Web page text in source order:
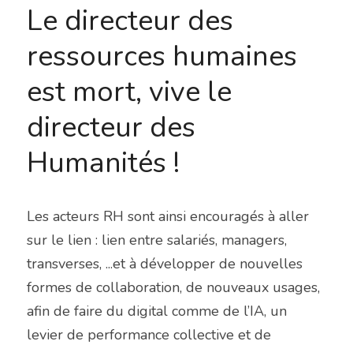
Le directeur des
ressources humaines
est mort, vive le
directeur des
Humanités !
Les acteurs RH sont ainsi encouragés à aller
sur le lien : lien entre salariés, managers,
transverses, ...et à développer de nouvelles
formes de collaboration, de nouveaux usages,
afin de faire du digital comme de l’IA, un
levier de performance collective et de